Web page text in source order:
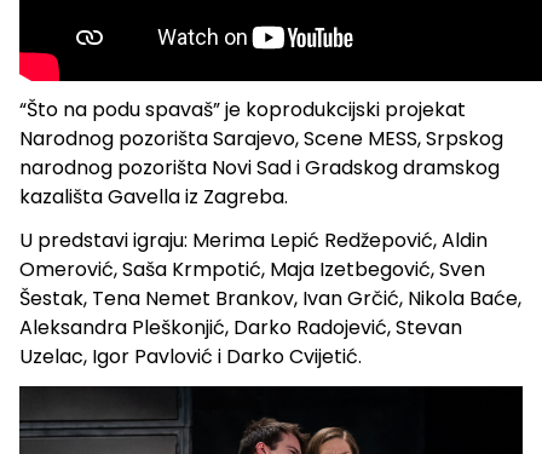
“Što na podu spavaš” je koprodukcijski projekat
Narodnog pozorišta Sarajevo, Scene MESS, Srpskog
narodnog pozorišta Novi Sad i Gradskog dramskog
kazališta Gavella iz Zagreba.
U predstavi igraju: Merima Lepić Redžepović, Aldin
Omerović, Saša Krmpotić, Maja Izetbegović, Sven
Šestak, Tena Nemet Brankov, Ivan Grčić, Nikola Baće,
Aleksandra Pleškonjić, Darko Radojević, Stevan
Uzelac, Igor Pavlović i Darko Cvijetić.